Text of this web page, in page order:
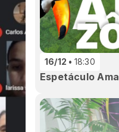
16/12 18:30
Espetáculo